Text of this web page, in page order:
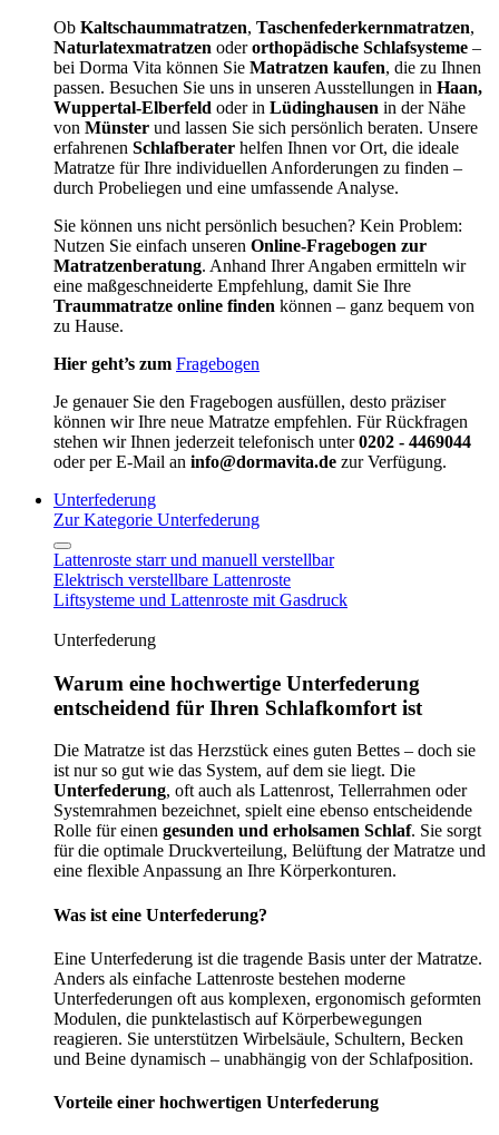
Ob Kaltschaummatratzen, Taschenfederkernmatratzen,
Naturlatexmatratzen oderorthopädische Schlafsysteme –
bei Dorma Vita können Sie Matratzen kaufen, die zu Ihnen
passen. Besuchen Sie uns in unseren Ausstellungen in Haan,
Wuppertal-Elberfeld oder in Lüdinghausen in der Nähe
von Münster und lassen Sie sich persönlich beraten. Unsere
erfahrenen Schlafberater helfen Ihnen vor Ort, die ideale
Matratze für Ihre individuellen Anforderungen zu finden –
durch Probeliegen und eine umfassende Analyse.
Sie können uns nicht persönlich besuchen? Kein Problem:
Nutzen Sie einfach unseren Online-Fragebogen zur
Matratzenberatung. Anhand Ihrer Angaben ermitteln wir
eine maßgeschneiderte Empfehlung, damit Sie Ihre
Traummatratze online finden können – ganz bequem von
zu Hause.
Hier geht’s zum Fragebogen
Je genauer Sie den Fragebogen ausfüllen, desto präziser
können wir Ihre neue Matratze empfehlen. Für Rückfragen
stehen wir Ihnen jederzeit telefonisch unter0202 - 4469044
oder per E-Mail an info@dormavita.de zur Verfügung.
Unterfederung
Zur Kategorie Unterfederung
Lattenroste starr und manuell verstellbar
Elektrisch verstellbare Lattenroste
Liftsysteme und Lattenroste mit Gasdruck
Unterfederung
Warum eine hochwertige Unterfederung
entscheidend für Ihren Schlafkomfort ist
Die Matratze ist das Herzstück eines guten Bettes – doch sie
ist nur so gut wie das System, auf dem sie liegt. Die
Unterfederung, oft auch als Lattenrost, Tellerrahmen oder
Systemrahmen bezeichnet, spielt eine ebenso entscheidende
Rolle für einen gesunden und erholsamen Schlaf. Sie sorgt
für die optimale Druckverteilung, Belüftung der Matratze und
eine flexible Anpassung an Ihre Körperkonturen.
Was ist eine Unterfederung?
Eine Unterfederung ist die tragende Basis unter der Matratze.
Anders als einfache Lattenroste bestehen moderne
Unterfederungen oft aus komplexen, ergonomisch geformten
Modulen, die punktelastisch auf Körperbewegungen
reagieren. Sie unterstützen Wirbelsäule, Schultern, Becken
und Beine dynamisch – unabhängig von der Schlafposition.
Vorteile einer hochwertigen Unterfederung